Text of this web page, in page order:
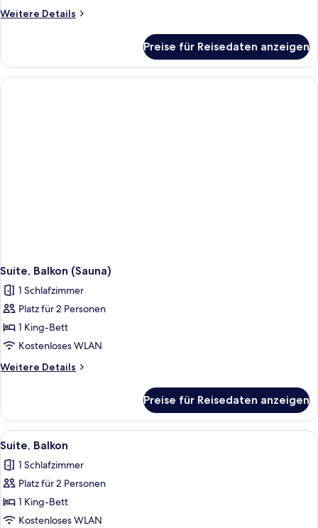
Weitere Details
Weitere
2 Einzelbetten
Preise für Reisedaten anzeigen
Suite, Balkon (Sauna)
1 Schlafzimmer
Platz für 2 Personen
1 King-Bett
Kostenloses WLAN
Weitere Details
Weitere
Balkon
(Sauna)
Preise für Reisedaten anzeigen
Alle
Fotos
für
Suite,
Balkon
anzeigen
Ein Hotelzimmer mit einem großen
3
Suite, Balkon
1 Schlafzimmer
Platz für 2 Personen
1 King-Bett
Kostenloses WLAN